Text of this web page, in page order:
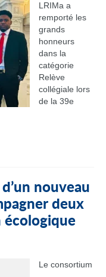
LRIMa a
remporté les
grands
honneurs
dans la
catégorie
Relève
collégiale lors
de la 39e
nouveau
deux
écologique
Le consortium